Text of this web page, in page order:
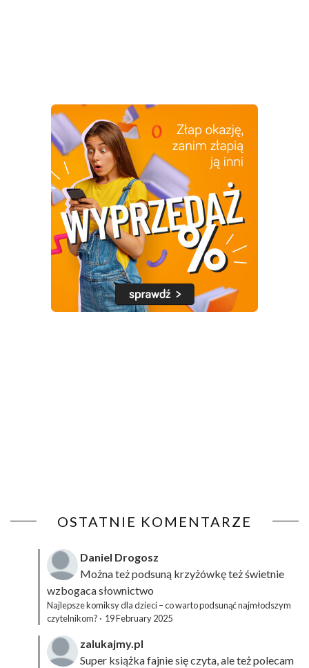
OSTATNIE KOMENTARZE
Daniel Drogosz
Można też podsuną krzyżówkęteż świetnie
wzbogaca słownictwo
Najlepsze komiksy dla dzieci – co warto podsunąć najmłodszym
czytelnikom? · 19 February 2025
zalukajmy.pl
Super książka fajnie się czyta, ale też polecam